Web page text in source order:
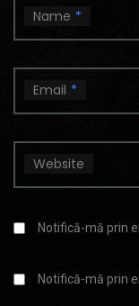
Name *
Email *
Website
Notifică-mă prin
Notifică-mă prin